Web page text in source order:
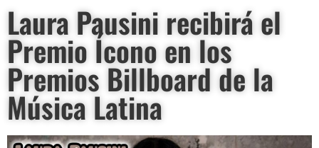
Laura Pausini recibirá el
Premio Ícono en los
Premios Billboard de la
Música Latina